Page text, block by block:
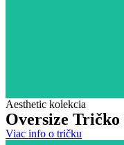
Aesthetic kolekcia
Oversize Tričko
Viac info o tričku